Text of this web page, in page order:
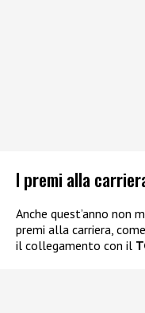
I premi alla
Anche quest’anno non
premi alla carriera,
il collegamento con il